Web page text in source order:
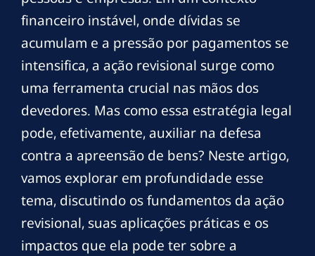
financeiro instável, onde dívidas se
acumulam e a pressão por pagamentos se
intensifica, a ação revisional surge como
uma ferramenta crucial nas mãos dos
devedores. Mas como essa estratégia legal
pode, efetivamente, auxiliar na defesa
contra a apreensão de bens? Neste artigo,
vamos explorar em profundidade esse
tema, discutindo os fundamentos da ação
revisional, suas aplicações práticas e os
impactos que ela pode ter sobre a